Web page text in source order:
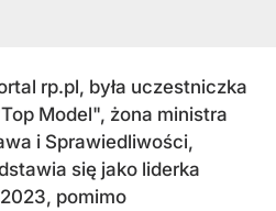
rp.pl, była uczestniczka
Model", żona ministra
i Sprawiedliwości,
się jako liderka
pomimo